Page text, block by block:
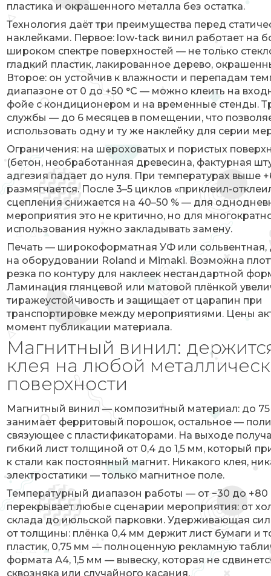
пластика и окрашенного металла без остатка.
Технология даёт три преимущества перед
наклейками. Первое: low-tack винил работает на
широком спектре поверхностей — не только
гладкий пластик, лакированное дерево,
Второе: он устойчив к влажности и перепадам
диапазоне от 0 до +50 °C — можно клеить на
фойе с кондиционером и на временные стенды.
службы — до 6 месяцев в помещении, что
использовать одну и ту же наклейку для серии
Ограничения: на шероховатых и пористых
(бетон, необработанная древесина, фактурная
адгезия падает до нуля. При температурах выше
размягчается. После 3–5 циклов «приклеил-
сцепления снижается на 40–50 % — для
мероприятия это не критично, но для
использования нужно закладывать замену.
Печать — широкоформатная УФ или сольвентная,
на оборудовании Roland и Mimaki. Возможна
резка по контуру для наклеек нестандартной
Ламинация глянцевой или матовой плёнкой
тиражеустойчивость и защищает от царапин при
транспортировке между мероприятиями. Цены
момент публикации материала.
Магнитный винил:
клея на любой
поверхности
Магнитный винил — композитный материал: до
занимает ферритовый порошок, остальное —
связующее с пластификаторами. На выходе
гибкий лист толщиной от 0,4 до 1,5 мм, который
к стали как постоянный магнит. Никакого клея,
электростатики — только магнитное поле.
Температурный диапазон работы — от −30 до +80
перекрывает любые сценарии мероприятия: от
склада до июльской парковки. Удерживающая
от толщины: плёнка 0,4 мм держит лист бумаги и
пластик, 0,75 мм — полноценную рекламную
формата А4, 1,5 мм — вывеску, которая не
сквозняка или случайного касания.